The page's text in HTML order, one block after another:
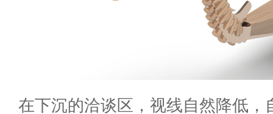
在下沉的洽谈区，视线自然降低，